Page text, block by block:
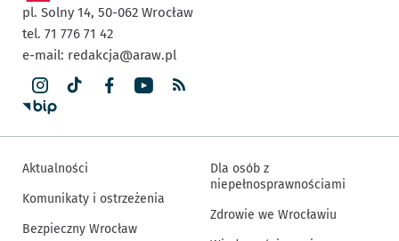
pl. Solny 14, 50-062 Wrocław
tel. 71 776 71 42
e-mail: redakcja@araw.pl
Aktualności
Komunikaty i ostrzeżenia
Bezpieczny Wrocław
Dla osób z
niepełnosprawnościami
Zdrowie we Wrocławiu